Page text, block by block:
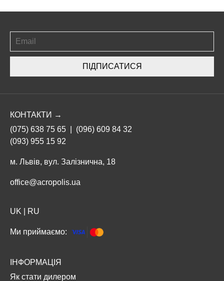
ПІДПИСАТИСЯ
КОНТАКТИ →
(075) 638 75 65
(096) 609 84 32
(093) 955 15 92
м. Львів, вул. Залізнична, 18
office@acropolis.ua
UK RU
Ми приймаємо:
ІНФОРМАЦІЯ
Як стати дилером